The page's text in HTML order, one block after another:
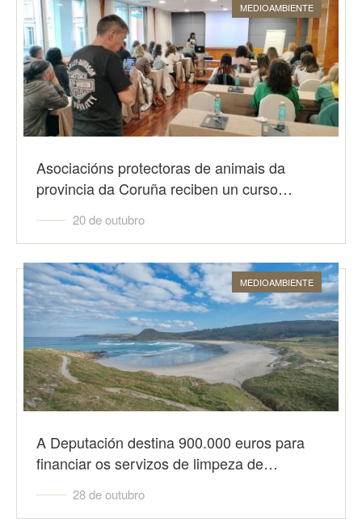
MEDIOAMBIENTE
Asociacións protectoras de animais da
provincia da Coruña reciben un curso…
20 de outubro
MEDIOAMBIENTE
A Deputación destina 900.000 euros para
financiar os servizos de limpeza de…
28 de outubro